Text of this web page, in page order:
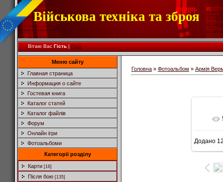
Військова техніка та зброя
Вітаю Вас Гість|RSS
Меню сайту
Главная страница
Информация о сайте
Гостевая книга
Каталог статей
Каталог файлів
Форум
Онлайн ігри
Фотоальбоми
Категорії розділу
Карти [16]
Після бою [135]
Головна » Фотоальбом » Армія
Додано